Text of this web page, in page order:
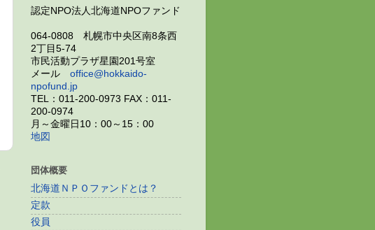
認定NPO法人北海道NPOファンド
064-0808 札幌市中央区南8条西
2丁目5-74
市民活動プラザ星園201号室
メール office@hokkaido-
npofund.jp
TEL：011-200-0973 FAX：011-
200-0974
月～金曜日10：00～15：00
地図
団体概要
北海道ＮＰＯファンドとは？
定款
役員